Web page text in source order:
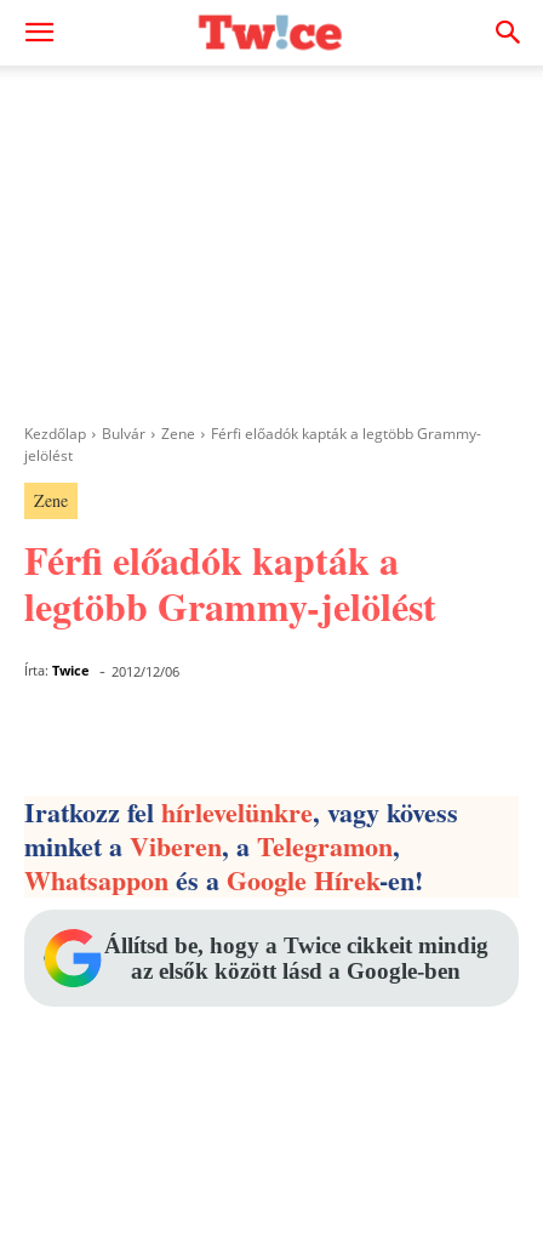
Kezdőlap Bulvár Zene
Férfi előadók kapták a legtöbb Grammy-
jelölést
Zene
Férfi előadók kapták a
legtöbb Grammy-jelölést
Írta: Twice - 2012/12/06
Iratkozz felhírlevelünkre, vagy kövess
minket aViberen, aTelegramon,
Whatsapponés aGoogle Hírek-en!
Állítsd be, hogy a Twice cikkeit mindig
az elsők között lásd a Google-ben